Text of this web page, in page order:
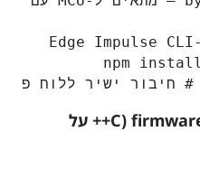
שלב 3: קטע מתוך קוד ה-firmware (C++ על